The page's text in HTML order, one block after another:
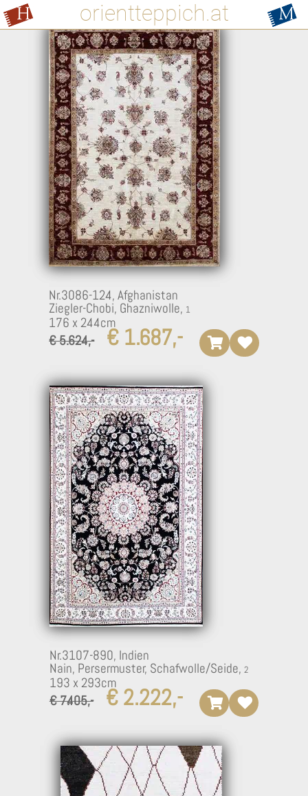
orientteppich.at
Nr.3086-124,Afghanistan
Ziegler-Chobi, Ghazniwolle,
176 x 244cm
€ 5.624,-
€ 1.687,-
Nr.3107-890, Indien
Nain, Persermuster, Schafwolle/Seide,
193 x 293cm
€ 7.405,-
€ 2.222,-